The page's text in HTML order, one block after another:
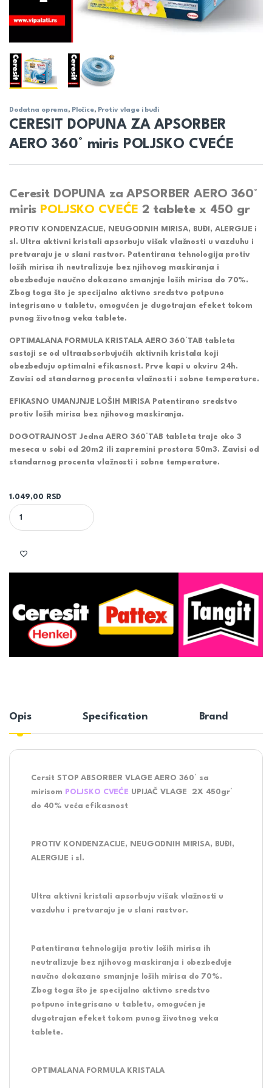
Dodatna oprema, Pločice, Protiv vlage i buđi
CERESIT DOPUNA ZA APSORBER
AERO 360° miris POLJSKO CVEĆE
Ceresit DOPUNA za APSORBER AERO 360°
miris POLJSKO CVEĆE 2 tablete x 450 gr
PROTIV KONDENZACIJE, NEUGODNIH MIRISA, BUĐI, ALERGIJE i
sl. Ultra aktivni kristali apsorbuju višak vlažnosti u vazduhu i
pretvaraju je u slani rastvor. Patentirana tehnologija protiv
loših mirisa ih neutralizuje bez njihovog maskiranja i
obezbeđuje naučno dokazano smanjnje loših mirisa do 70%.
Zbog toga što je specijalno aktivno sredstvo potpuno
integrisano u tabletu, omogućen je dugotrajan efeket tokom
punog životnog veka tablete.
OPTIMALANA FORMULA KRISTALA AERO 360°TAB tableta
sastoji se od ultraabsorbujućih aktivnih kristala koji
obezbeđuju optimalni efikasnost. Prve kapi u okviru 24h.
Zavisi od standarnog procenta vlažnosti i sobne temperature.
EFIKASNO UMANJNJE LOŠIH MIRISA Patentirano sredstvo
protiv loših mirisa bez njihovog maskiranja.
DOGOTRAJNOST Jedna AERO 360°TAB tableta traje oko 3
meseca u sobi od 20m2 ili zapremini prostora 50m3. Zavisi od
standarnog procenta vlažnosti i sobne temperature.
1.049,00
RSD
CERESIT DOPUNA ZA APSORBER AERO 360° miris POLJSKO
Opis Specification Brand
Cersit STOP ABSORBER VLAGE AERO 360° sa
mirisom POLJSKO CVEĆE UPIJAČ VLAGE 2X 450gr°
do 40% veća efikasnost
PROTIV KONDENZACIJE, NEUGODNIH MIRISA, BUĐI,
ALERGIJE i sl.
Ultra aktivni kristali apsorbuju višak vlažnosti u
vazduhu i pretvaraju je u slani rastvor.
Patentirana tehnologija protiv loših mirisa ih
neutralizuje bez njihovog maskiranja i obezbeđuje
naučno dokazano smanjnje loših mirisa do 70%.
Zbog toga što je specijalno aktivno sredstvo
potpuno integrisano u tabletu, omogućen je
dugotrajan efeket tokom punog životnog veka
tablete.
OPTIMALANA FORMULA KRISTALA